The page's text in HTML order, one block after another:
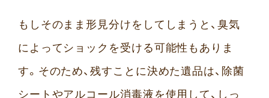
もしそのまま形見分けをしてしまうと、臭気
によってショックを受ける可能性もありま
す。そのため、残すことに決めた遺品は、除菌
シートやアルコール消毒液を使用して、しっ